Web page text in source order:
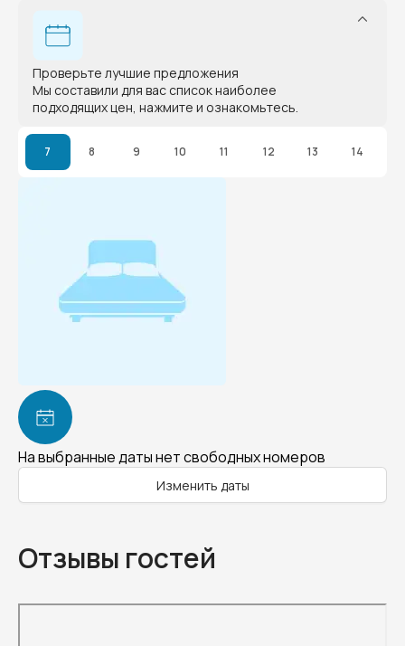
Проверьте лучшие предложения
Мы составили для вас список наиболее
подходящих цен, нажмите и ознакомьтесь.
7 8 9 10 11 12 13 14
На выбранные даты нет свободных номеров
Изменить даты
Отзывы гостей